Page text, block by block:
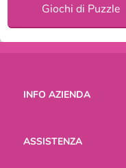
Giochi di Puzzle
INFO AZIENDA
ASSISTENZA